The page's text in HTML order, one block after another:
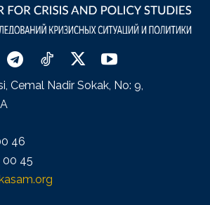
Cemal Nadir Sokak, No: 9,
46
00 45